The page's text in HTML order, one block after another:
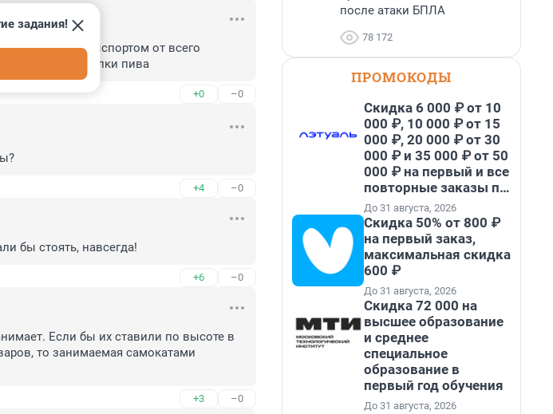
как транспортом от всего
бодуна или бутылки пива
+0 –0
задания!
+4 –0
бы стоять, навсегда!
+6 –0
Если бы их ставили по высоте в
то занимаемая самокатами
+3 –0
после атаки БПЛА
78 172
ПРОМОКОДЫ
Скидка 6 000 ₽ от 10
000 ₽, 10 000 ₽ от 15
000 ₽, 20 000 ₽ от 30
000 ₽ и 35 000 ₽ от 50
000 ₽ на первый и все
повторные заказы по
промокоду НАБЕРИ
До 31 августа, 2026
Скидка 50% от 800 ₽
на первый заказ,
максимальная скидка
600 ₽
До 31 августа, 2026
Скидка 72 000 на
высшее образование
и среднее
специальное
образование в
первый год обучения
До 31 августа, 2026